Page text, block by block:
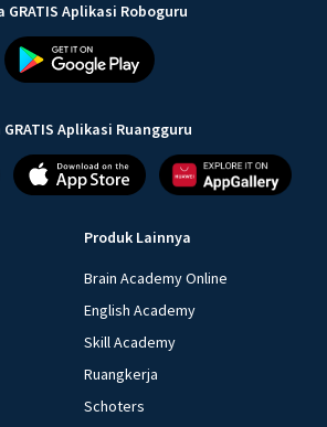
GRATIS Aplikasi Roboguru
GRATIS Aplikasi Ruangguru
Produk Lainnya
Brain Academy Online
English Academy
Skill Academy
Ruangkerja
Schoters